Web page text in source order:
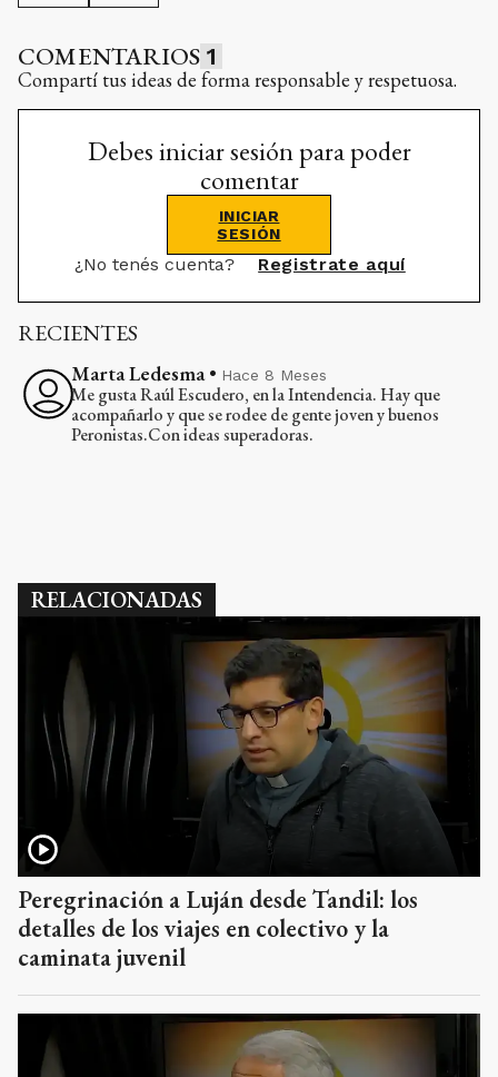
COMENTARIOS 1
Compartí tus ideas de forma responsable y respetuosa.
Debes iniciar sesión para poder
comentar
INICIAR
SESIÓN
¿No tenés cuenta? Registrate aquí
RECIENTES
Marta Ledesma• Hace 8 Meses
Me gusta Raúl Escudero, en la Intendencia. Hay que
acompañarlo y que se rodee de gente joven y buenos
Peronistas.Con ideas superadoras.
RELACIONADAS
Peregrinación a Luján desde Tandil: los
detalles de los viajes en colectivo y la
caminata juvenil